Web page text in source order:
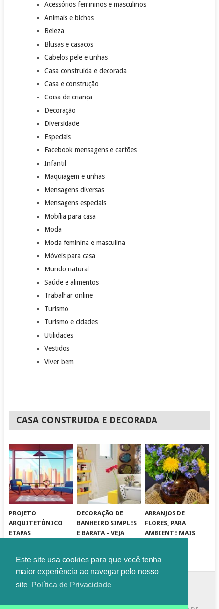
Este site usa cookies para que você tenha
maior experiência ao navegar pelo nosso
site Política de Privacidade
Acessórios femininos e masculinos
Animais e bichos
Beleza
Blusas e casacos
Cabelos pele e unhas
Casa construida e decorada
Casa e construção
Coisa de criança
Decoração
Diversidade
Especiais
Facebook mensagens e cartões
Infantil
Maquiagem e unhas
Mensagens diversas
Mensagens especiais
Mobília para casa
Moda
Moda feminina e masculina
Móveis para casa
Mundo natural
Saúde e alimentos
Trabalhar online
Turismo
Turismo e cidades
Utilidades
Vestidos
Viver bem
CASA CONSTRUIDA E DECORADA
PROJETO
ARQUITETÔNICO
ETAPAS
DECORAÇÃO DE
BANHEIRO SIMPLES
E BARATA – VEJA
ARRANJOS DE
FLORES, PARA
AMBIENTE MAIS
COPYRIGHT © 2026DISSO QUE EU GOSTO